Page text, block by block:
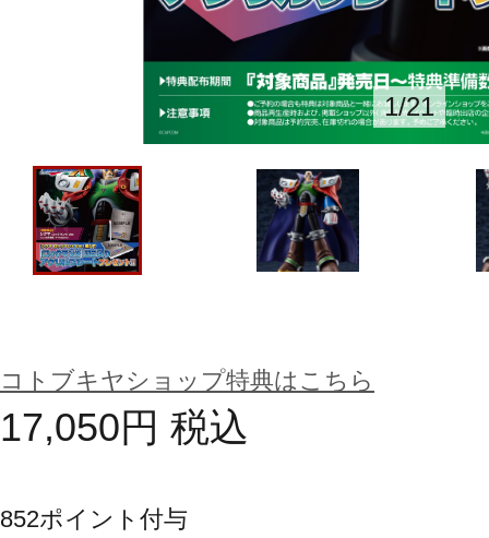
1/21
コトブキヤショップ特典はこちら
17,050円 税込
852ポイント付与